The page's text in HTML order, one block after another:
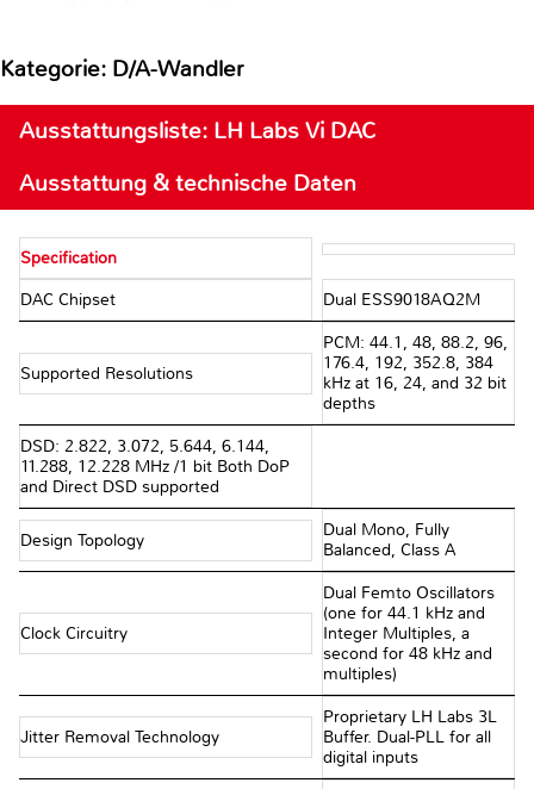
Kategorie: D/A-Wandler
Ausstattungsliste: LH Labs Vi DAC
Ausstattung & technische Daten
Specification
DAC Chipset Dual ESS9018AQ2M
Supported Resolutions
PCM: 44.1, 48, 88.2, 96,
176.4, 192, 352.8, 384
kHz at 16, 24, and 32 bit
depths
DSD: 2.822, 3.072, 5.644, 6.144,
11.288, 12.228 MHz /1 bit Both DoP
and Direct DSD supported
Design Topology
Dual Mono, Fully
Balanced, Class A
Clock Circuitry
Dual Femto Oscillators
(one for 44.1 kHz and
Integer Multiples, a
second for 48 kHz and
multiples)
Jitter Removal Technology
Proprietary LH Labs 3L
Buffer. Dual-PLL for all
digital inputs